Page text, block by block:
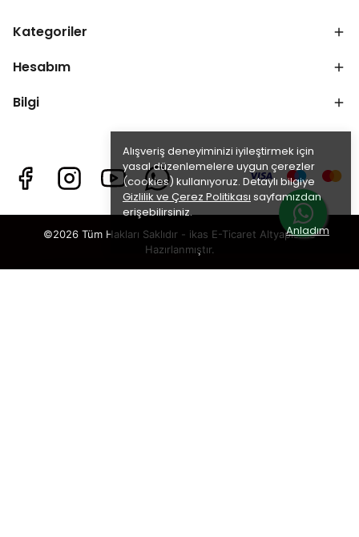
Alışveriş deneyiminizi iyileştirmek için
yasal düzenlemelere uygun çerezler
(cookies) kullanıyoruz. Detaylı bilgiye
Gizlilik ve Çerez Politikası sayfamızdan
erişebilirsiniz.
Anladım
Kategoriler
Hesabım
Bilgi
©2026 Tüm Hakları Saklıdır - ikas E-Ticaret Altyapısı ile
Hazırlanmıştır.